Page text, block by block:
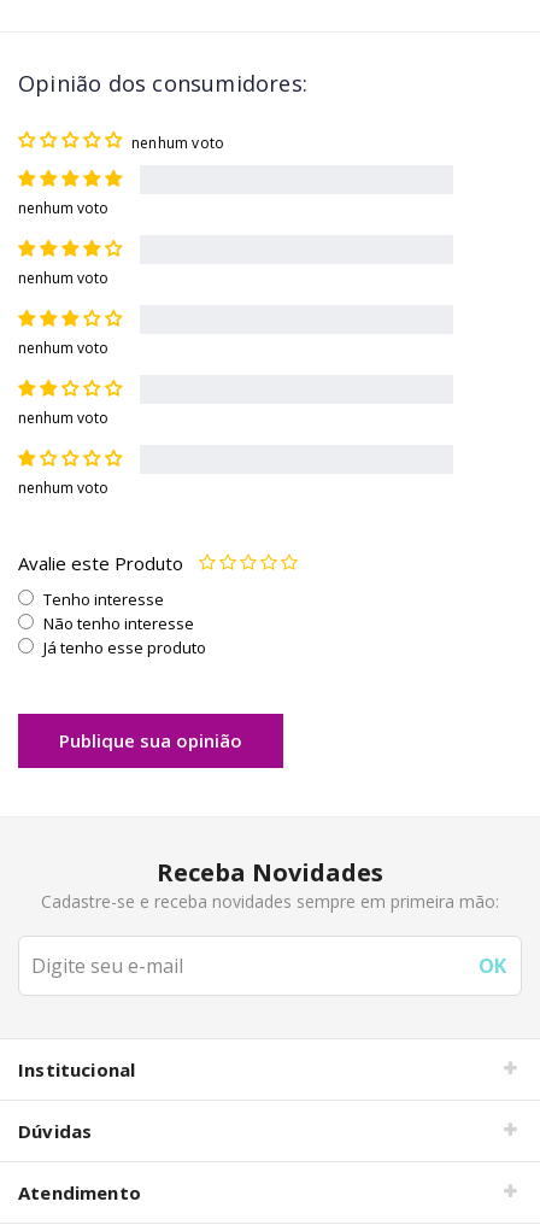
Opinião dos consumidores:
nenhum voto
nenhum voto
nenhum voto
nenhum voto
nenhum voto
nenhum voto
Avalie este Produto
Tenho interesse
Não tenho interesse
Já tenho esse produto
Publique sua opinião
Receba Novidades
Cadastre-se e receba novidades sempre em primeira mão:
Institucional
Dúvidas
Atendimento